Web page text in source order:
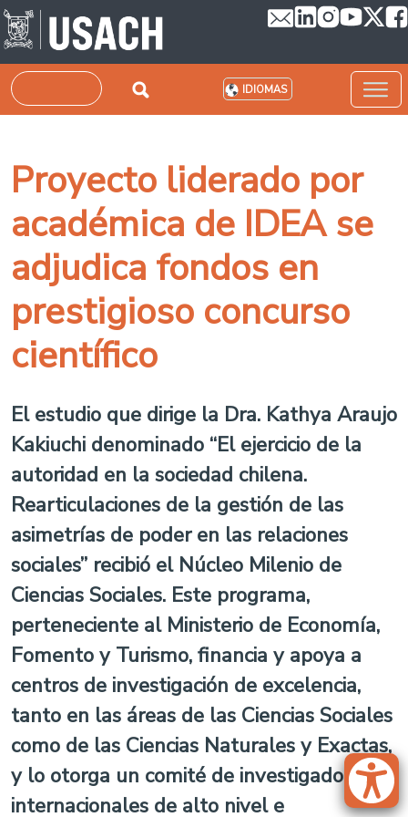
Pasar al contenido principal
Buscar IDIOMAS
Proyecto liderado por
académica de IDEA se
adjudica fondos en
prestigioso concurso
científico
El estudio que dirige la Dra. Kathya Araujo
Kakiuchi denominado “El ejercicio de la
autoridad en la sociedad chilena.
Rearticulaciones de la gestión de las
asimetrías de poder en las relaciones
sociales” recibió el Núcleo Milenio de
Ciencias Sociales. Este programa,
perteneciente al Ministerio de Economía,
Fomento y Turismo, financia y apoya a
centros de investigación de excelencia,
tanto en las áreas de las Ciencias Sociales
como de las Ciencias Naturales y Exactas,
y lo otorga un comité de investigadores
internacionales de alto nivel e